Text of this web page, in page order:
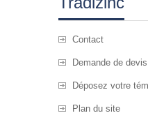
Contact
Demande de devis
Déposez votre
Plan du site